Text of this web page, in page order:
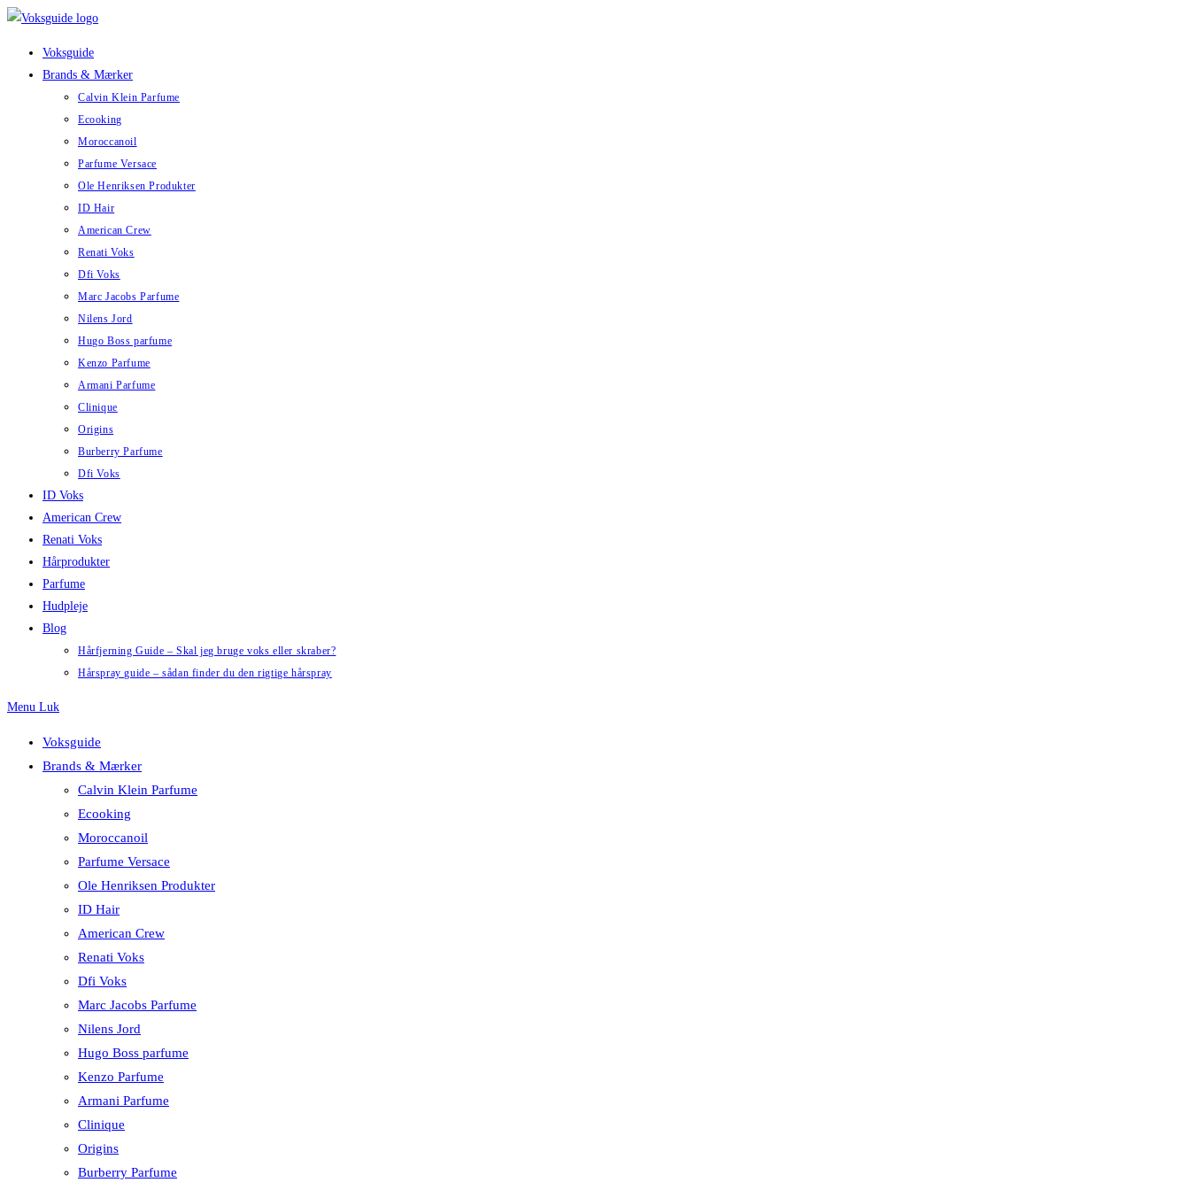
Skip
Voksguide
Brands & Mærker
Calvin Klein Parfume
Ecooking
Moroccanoil
Parfume Versace
Ole Henriksen Produkter
ID Hair
American Crew
Renati Voks
Dfi Voks
Marc Jacobs Parfume
Nilens Jord
Hugo Boss parfume
Kenzo Parfume
Armani Parfume
Clinique
Origins
Burberry Parfume
Dfi Voks
ID Voks
American Crew
Renati Voks
Hårprodukter
Parfume
Hudpleje
Blog
Hårfjerning Guide – Skal jeg bruge voks eller skraber?
Hårspray guide – sådan finder du den rigtige hårspray
Menu Luk
Voksguide
Brands & Mærker
Calvin Klein Parfume
Ecooking
Moroccanoil
Parfume Versace
Ole Henriksen Produkter
ID Hair
American Crew
Renati Voks
Dfi Voks
Marc Jacobs Parfume
Nilens Jord
Hugo Boss parfume
Kenzo Parfume
Armani Parfume
Clinique
Origins
Burberry Parfume